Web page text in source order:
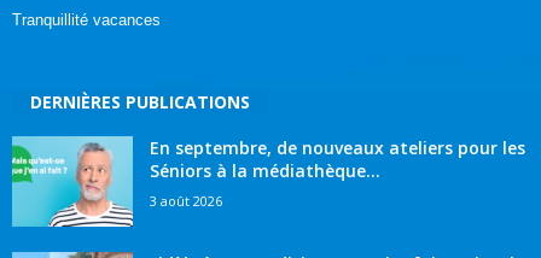
Tranquillité vacances
DERNIÈRES PUBLICATIONS
En septembre, de nouveaux ateliers pour les
Séniors à la médiathèque...
3 août 2026